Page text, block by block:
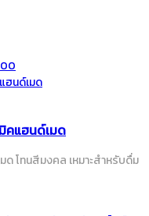
คแฮนด์เมด
โทนสีมงคล เหมาะสำหรับดื่ม